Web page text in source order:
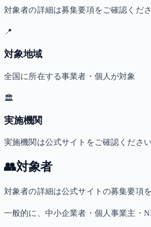
対象者の詳細は募集要項をご確認くだ
📍
対象地域
全国に所在する事業者・個人が対象
🏛️
実施機関
実施機関は公式サイトをご確認ください
👥対象者
対象者の詳細は公式サイトの募集要項
一般的に、中小企業者・個人事業主・